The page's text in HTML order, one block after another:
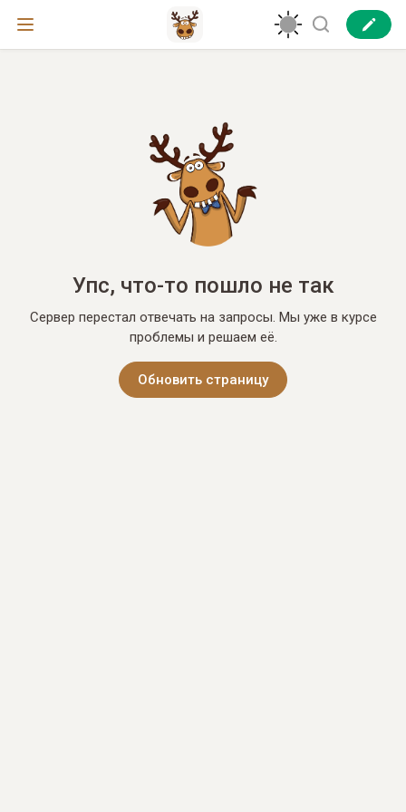
Упс, что-то пошло не так
Сервер перестал отвечать на запросы. Мы уже в курсе
проблемы и решаем её.
Обновить страницу